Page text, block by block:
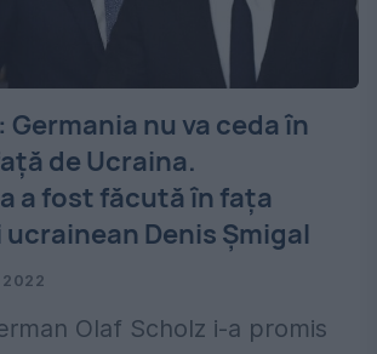
Germania nu va ceda în
de Ucraina.
a fost făcută în fața
Denis Şmigal
2022
Olaf Scholz i-a promis